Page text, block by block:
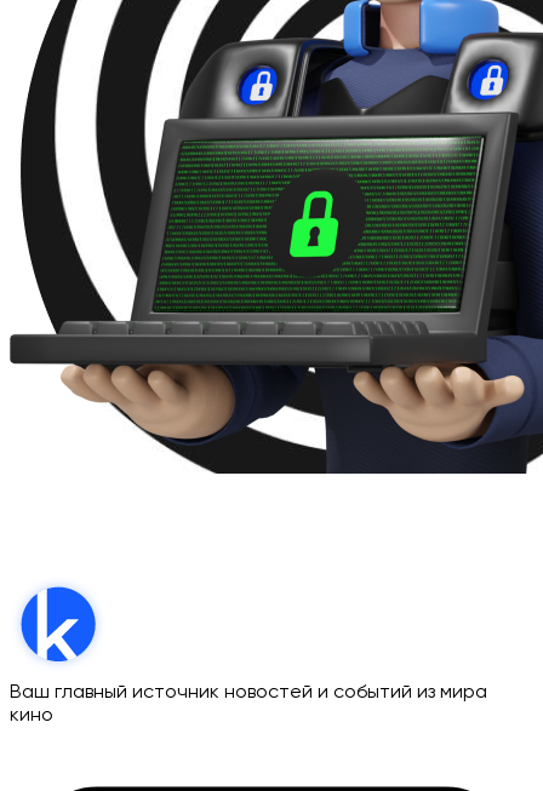
Ваш главный источник новостей и событий из мира
кино